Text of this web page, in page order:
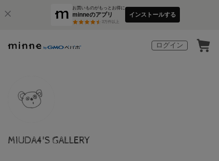
お買いものがもっとお得に
minneのアプリ
3万件以上
インストールする
ログイン
MIUDA4'S GALLERY